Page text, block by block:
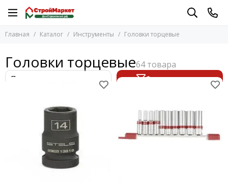
Инструменты
Электроинструмент
Ручной инструмент
Измерительный инструмент
Малярные инструменты
Наборы инструментов
Хранение инструментов
Стремянки и лестницы
Для триммеров
Главная Каталог Инструменты Головки торцевые
Головки торцевые
Фильтр товаров